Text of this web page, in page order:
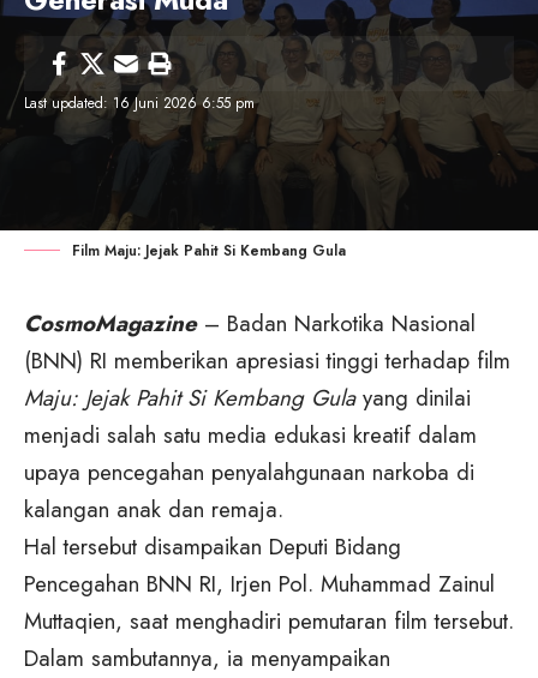
Last updated: 16 Juni 2026 6:55 pm
Film Maju: Jejak Pahit Si Kembang Gula
CosmoMagazine– Badan Narkotika Nasional
(BNN) RI memberikan apresiasi tinggi terhadap film
Maju: Jejak Pahit Si Kembang Gulayang dinilai
menjadi salah satu media edukasi kreatif dalam
upaya pencegahan penyalahgunaan narkoba di
kalangan anak dan remaja.
Hal tersebut disampaikan Deputi Bidang
Pencegahan BNN RI, Irjen Pol. Muhammad Zainul
Muttaqien, saat menghadiri pemutaran film tersebut.
Dalam sambutannya, ia menyampaikan